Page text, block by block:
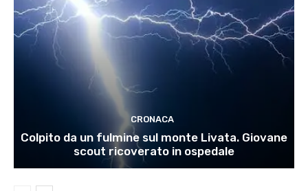
CRONACA
Colpito da un fulmine sul monte Livata. Giovane
scout ricoverato in ospedale